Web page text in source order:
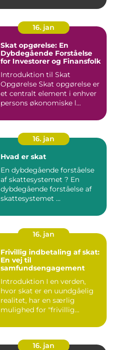
16. jan
Skat opgørelse: En
Dybdegående Forståelse
for Investorer og Finansfolk
Introduktion til Skat
Opgørelse Skat opgørelse er
et centralt element i enhver
persons økonomiske l...
16. jan
Hvad er skat
En dybdegående forståelse
af skattesystemet ? En
dybdegående forståelse af
skattesystemet ...
16. jan
Frivillig indbetaling af skat:
En vej til
samfundsengagement
Introduktion I en verden,
hvor skat er en uundgåelig
realitet, har en særlig
mulighed for "frivillig...
16. jan